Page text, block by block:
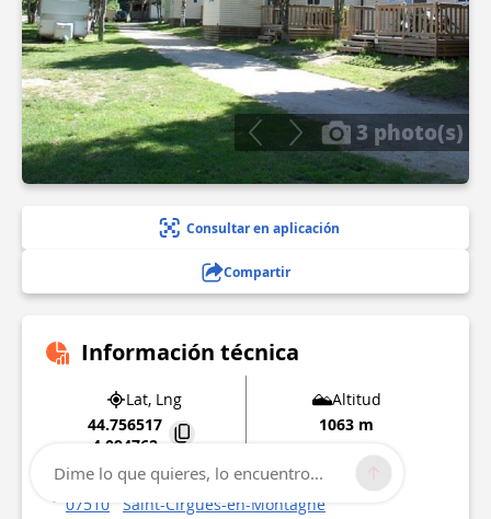
3 photo(s)
Consultar en aplicación
Compartir
Información técnica
Lat, Lng
44.756517
4.094762
Altitud
1063 m
143 chemin de la passerelle
07510
Saint-Cirgues-en-Montagne
Dime lo que quieres, lo encuentro...